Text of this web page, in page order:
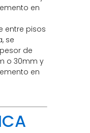
en
entre pisos
se
de
o 30mm y
en